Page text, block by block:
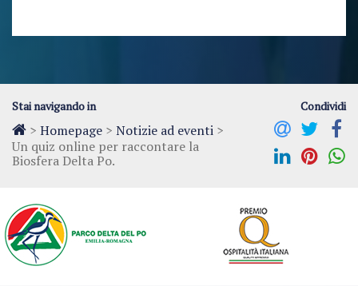
Stai navigando in
> Homepage > Notizie ad eventi >
Un quiz online per raccontare la
Biosfera Delta Po.
Condividi